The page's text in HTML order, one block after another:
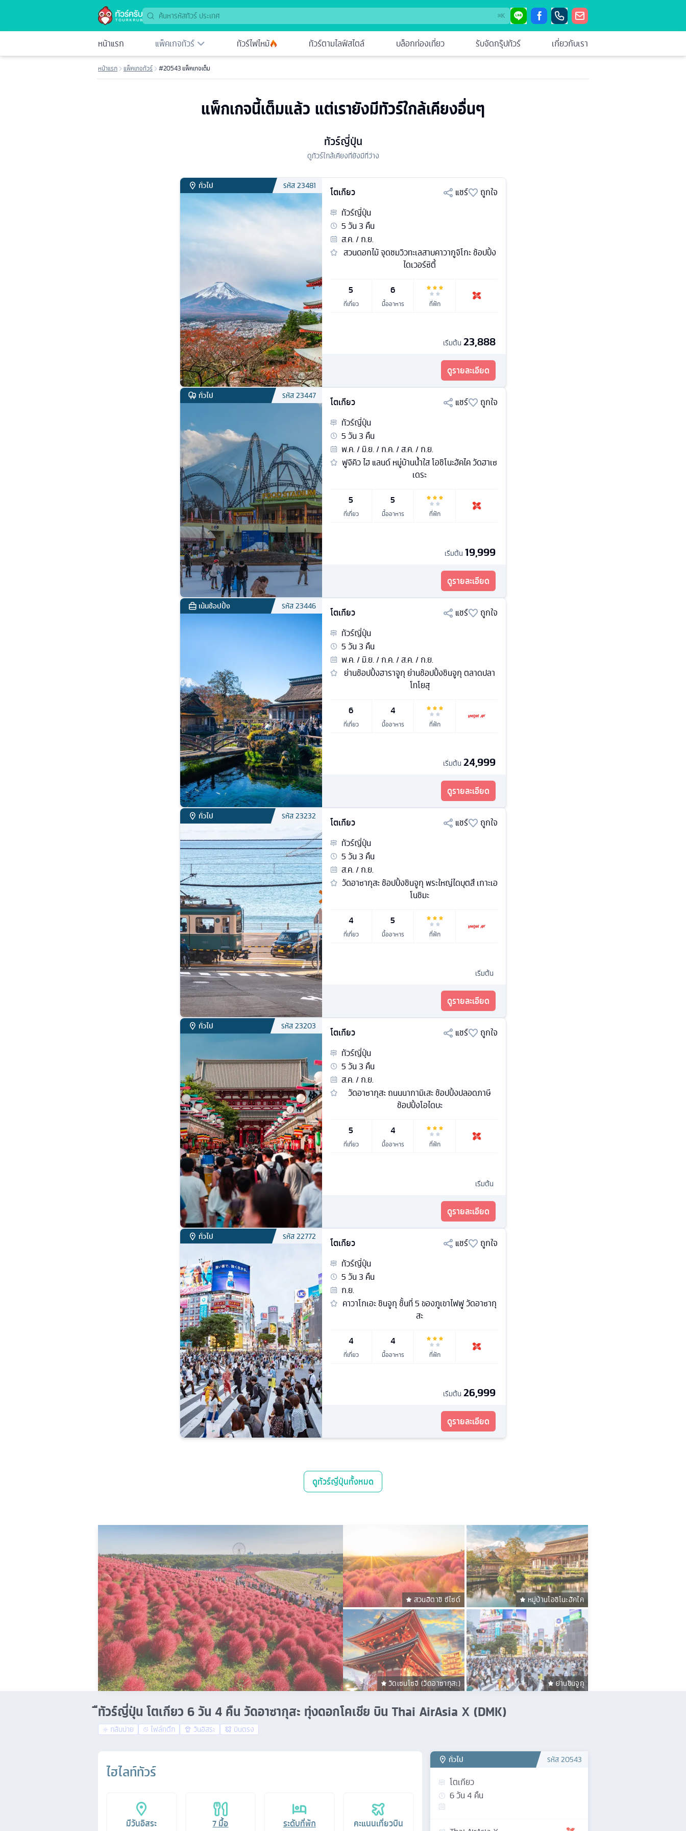
⌘K
หน้าแรก แพ็คเกจทัวร์ ทัวร์ไฟไหม้ ทัวร์ตามไลฟ์สไตล์ บล็อกท่องเที่ยว รับจัดกรุ๊ปทัวร์ เกี่ยวกับเรา
หน้าแรก แพ็คเกจทัวร์ #20543 แพ็คเกจเต็ม
แพ็กเกจนี้เต็มแล้ว แต่เรายังมีทัวร์ใกล้เคียงอื่นๆ
ทัวร์ญี่ปุ่น
ดูทัวร์ใกล้เคียงที่ยังมีที่ว่าง
ทั่วไป รหัส23481
โตเกียว แชร์
ถูกใจ
ทัวร์ญี่ปุ่น
5วัน3 คืน
ส.ค. / ก.ย.
สวนดอกไม้ จุดชมวิวทะเลสาบคาวากูจิโกะ ช้อปปิ้ง
ไดเวอร์ซิตี้
5
ที่เที่ยว
6
มื้ออาหาร ที่พัก
เริ่มต้น 23,888
ดูรายละเอียด
ทั่วไป รหัส23447
โตเกียว แชร์
ถูกใจ
ทัวร์ญี่ปุ่น
5วัน3 คืน
พ.ค. / มิ.ย. / ก.ค. / ส.ค. / ก.ย.
ฟูจิคิว ไฮ แลนด์ หมู่บ้านน้ำใส โอชิโนะฮัคไค วัดฮาเซ
เดระ
5
ที่เที่ยว
5
มื้ออาหาร ที่พัก
เริ่มต้น 19,999
ดูรายละเอียด
เน้นช้อปปิ้ง รหัส23446
โตเกียว แชร์
ถูกใจ
ทัวร์ญี่ปุ่น
5วัน3 คืน
พ.ค. / มิ.ย. / ก.ค. / ส.ค. / ก.ย.
ย่านช้อปปิ้งฮาราจูกุ ย่านช้อปปิ้งชินจูกุ ตลาดปลา
โทโยสุ
6
ที่เที่ยว
4
มื้ออาหาร ที่พัก
เริ่มต้น 24,999
ดูรายละเอียด
ทั่วไป รหัส23232
โตเกียว แชร์
ถูกใจ
ทัวร์ญี่ปุ่น
5วัน3 คืน
ส.ค. / ก.ย.
วัดอาซากุสะ ช้อปปิ้งชินจูกุ พระใหญ่ไดบุตสึ เกาะเอ
โนชิมะ
4
ที่เที่ยว
5
มื้ออาหาร ที่พัก
เริ่มต้น
ดูรายละเอียด
ทั่วไป รหัส23203
โตเกียว แชร์
ถูกใจ
ทัวร์ญี่ปุ่น
5วัน3 คืน
ส.ค. / ก.ย.
วัดอาซากุสะ ถนนนากามิเสะ ช้อปปิ้งปลอดภาษี
ช้อปปิ้งโอไดบะ
5
ที่เที่ยว
4
มื้ออาหาร ที่พัก
เริ่มต้น
ดูรายละเอียด
ทั่วไป รหัส22772
โตเกียว แชร์
ถูกใจ
ทัวร์ญี่ปุ่น
5วัน3 คืน
ก.ย.
คาวาโกเอะ ชินจูกุ ชั้นที่ 5 ของภูเขาไฟฟู วัดอาซากุ
สะ
4
ที่เที่ยว
4
มื้ออาหาร ที่พัก
เริ่มต้น 26,999
ดูรายละเอียด
ดูทัวร์ญี่ปุ่นทั้งหมด
สวนฮิตาชิ ซีไซด์ หมู่บ้านโอชิโนะฮัคไค
วัดเซนโซจิ (วัดอาซากุสะ) ย่านชินจูกุ
ืทัวร์ญี่ปุ่น โตเกียว 6 วัน 4 คืน วัดอาซากุสะ ทุ่งดอกโคเชีย บิน Thai AirAsia X (DMK)
กลับบ่าย ไฟล์ทดึก วันอิสระ บินตรง
ไฮไลท์ทัวร์
มีวันอิสระ 7มื้อ ระดับที่พัก คะแนนเที่ยวบิน
ทั่วไป รหัส20543
โตเกียว
6วัน4 คืน